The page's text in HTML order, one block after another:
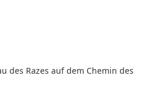
des Razes auf dem Chemin des